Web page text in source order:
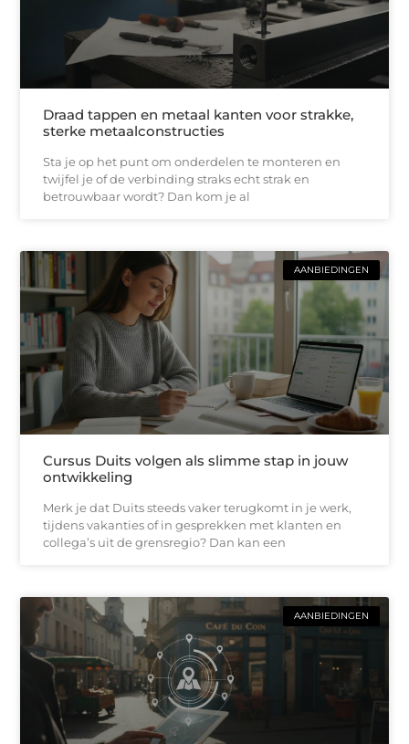
Draad tappen en metaal kanten voor strakke,
sterke metaalconstructies
Sta je op het punt om onderdelen te monteren en
twijfel je of de verbinding straks echt strak en
betrouwbaar wordt? Dan kom je al
AANBIEDINGEN
Cursus Duits volgen als slimme stap in jouw
ontwikkeling
Merk je dat Duits steeds vaker terugkomt in je werk,
tijdens vakanties of in gesprekken met klanten en
collega’s uit de grensregio? Dan kan een
AANBIEDINGEN